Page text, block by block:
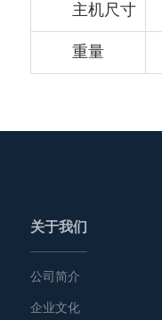
主机尺寸
重量
关于我们
公司简介
企业文化